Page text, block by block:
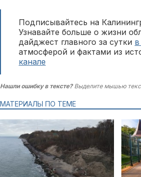
Подписывайтесь на
Узнавайте больше о жизни
дайджест главного за сутки
атмосферой и фактами из
канале
Нашли ошибку в тексте?Выделите мышью
МАТЕРИАЛЫ ПО ТЕМЕ